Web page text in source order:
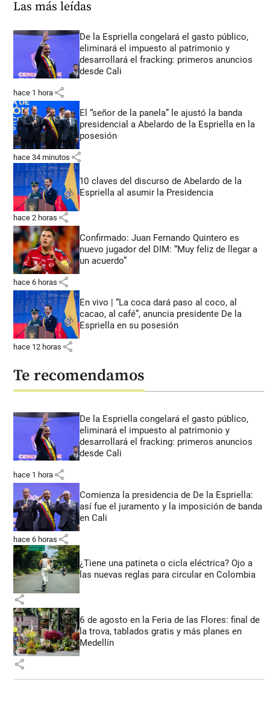
Las más leídas
De la Espriella congelará el gasto público,
eliminará el impuesto al patrimonio y
desarrollará el fracking: primeros anuncios
desde Cali
hace 1 hora share
El “señor de la panela” le ajustó la banda
presidencial a Abelardo de la Espriella en la
posesión
hace 34 minutos share
10 claves del discurso de Abelardo de la
Espriella al asumir la Presidencia
hace 2 horas share
Confirmado: Juan Fernando Quintero es
nuevo jugador del DIM: “Muy feliz de llegar a
un acuerdo”
hace 6 horas share
En vivo | “La coca dará paso al coco, al
cacao, al café”, anuncia presidente De la
Espriella en su posesión
hace 12 horas share
Te recomendamos
De la Espriella congelará el gasto público,
eliminará el impuesto al patrimonio y
desarrollará el fracking: primeros anuncios
desde Cali
hace 1 hora share
Comienza la presidencia de De la Espriella:
así fue el juramento y la imposición de banda
en Cali
hace 6 horas share
¿Tiene una patineta o cicla eléctrica? Ojo a
las nuevas reglas para circular en Colombia
share
6 de agosto en la Feria de las Flores: final de
la trova, tablados gratis y más planes en
Medellín
share